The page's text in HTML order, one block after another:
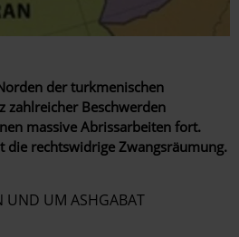
der turkmenischen
zahlreicher Beschwerden
massive Abrissarbeiten fort.
die rechtswidrige Zwangsräumung.
UND UM ASHGABAT